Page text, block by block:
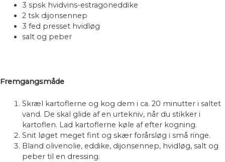
3 spsk hvidvins-estragoneddike
2 tsk dijonsennep
3 fed presset hvidløg
salt og peber
Fremgangsmåde
Skræl kartoflerne og kog dem i ca. 20 minutter i saltet
vand. De skal glide af en urtekniv, når du stikker i
kartoflen. Lad kartoflerne køle af efter kogning.
Snit løget meget fint og skær forårsløg i små ringe.
Bland olivenolie, eddike, dijonsennep, hvidløg, salt og
peber til en dressing.